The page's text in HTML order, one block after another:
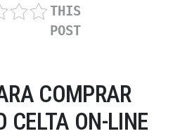
THIS
POST
COMPRAR
CELTA ON-LINE